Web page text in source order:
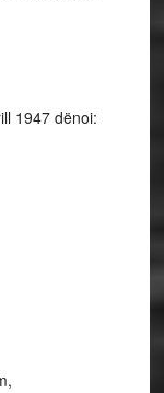
1947 dënoi: